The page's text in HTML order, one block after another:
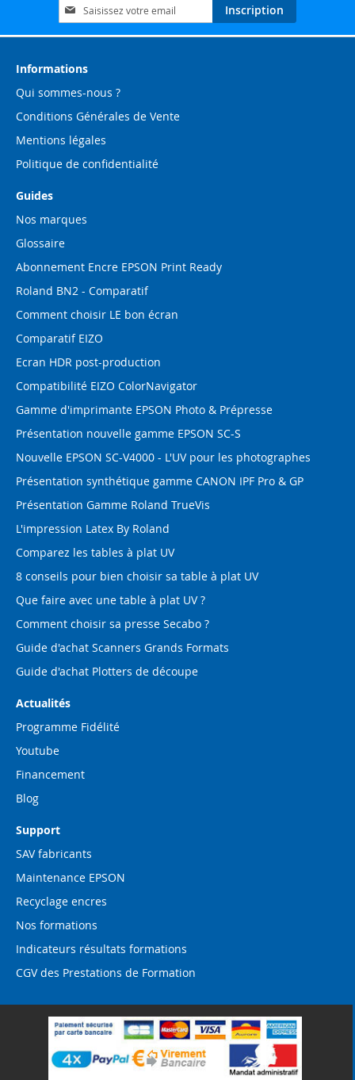
Inscription
à
notre
d’information
Inscription
Informations
Qui sommes-nous ?
Conditions Générales de Vente
Mentions légales
Politique de confidentialité
Guides
Nos marques
Glossaire
Abonnement Encre EPSON Print Ready
Roland BN2 - Comparatif
Comment choisir LE bon écran
Comparatif EIZO
Ecran HDR post-production
Compatibilité EIZO ColorNavigator
Gamme d'imprimante EPSON Photo & Prépresse
Présentation nouvelle gamme EPSON SC-S
Nouvelle EPSON SC-V4000 - L'UV pour les photographes
Présentation synthétique gamme CANON IPF Pro & GP
Présentation Gamme Roland TrueVis
L'impression Latex By Roland
Comparez les tables à plat UV
8 conseils pour bien choisir sa table à plat UV
Que faire avec une table à plat UV ?
Comment choisir sa presse Secabo ?
Guide d'achat Scanners Grands Formats
Guide d'achat Plotters de découpe
Actualités
Programme Fidélité
Youtube
Financement
Blog
Support
SAV fabricants
Maintenance EPSON
Recyclage encres
Nos formations
Indicateurs résultats formations
CGV des Prestations de Formation